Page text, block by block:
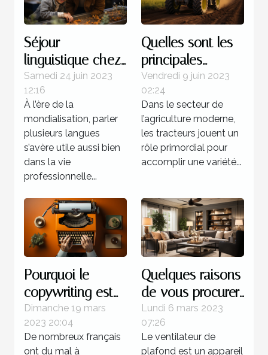
Séjour
linguistique chez
un professeur : 4
bonnes raisons
d’opter pour ce
programme
Samedi 24 juin 2023
12:16
À l’ère de la
mondialisation, parler
plusieurs langues
s’avère utile aussi bien
dans la vie
professionnelle...
Quelles sont les
principales
marques de
tracteurs
agricoles
disponibles sur le
marché ?
Vendredi 9 juin 2023
02:24
Dans le secteur de
l’agriculture moderne,
les tracteurs jouent un
rôle primordial pour
accomplir une variété...
Pourquoi le
copywriting est
votre meilleur
atout commercial
?
Dimanche 19 mars
2023 20:04
De nombreux français
ont du mal à
Quelques raisons
de vous procurer
un ventilateur de
plafond
Lundi 6 mars 2023
07:26
Le ventilateur de
plafond est un appareil